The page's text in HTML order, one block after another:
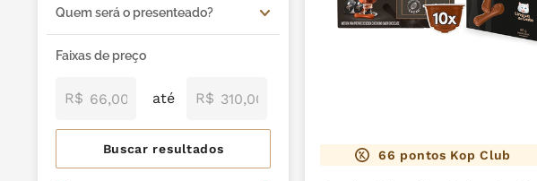
Presentes
Mil Delícias
Lactose
Recheados
Nescafé Dolce Gusto
Quem será o presenteado?
Para o seu amor
Para colegas do trabalho
Faixas de preço
R$ R$
66 pontos Kop Club
trufas